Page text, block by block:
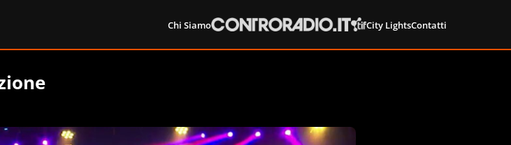
Chi Siamo City LightsContatti